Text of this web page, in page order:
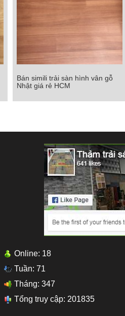
Bán simili trải sàn hình vân gỗ
Bán simili trải sàn hình vân gỗ
Nhật giá rẻ HCM
Online: 18
Tuần: 71
Tháng: 347
Tổng truy cập: 201835